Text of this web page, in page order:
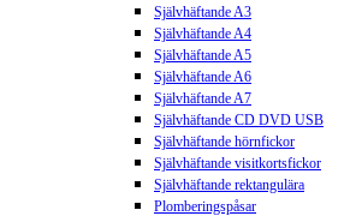
Självhäftande A3
Självhäftande A4
Självhäftande A5
Självhäftande A6
Självhäftande A7
Självhäftande CD DVD USB
Självhäftande hörnfickor
Självhäftande visitkortsfickor
Självhäftande rektangulära
Plomberingspåsar